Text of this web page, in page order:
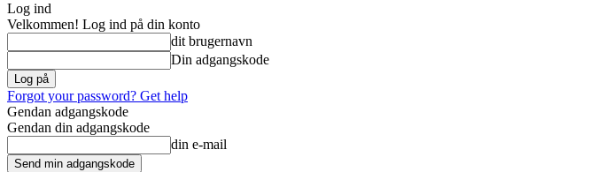
Log ind
Velkommen! Log ind på din konto
dit brugernavn
Din adgangskode
Forgot your password? Get help
Gendan adgangskode
Gendan din adgangskode
din e-mail